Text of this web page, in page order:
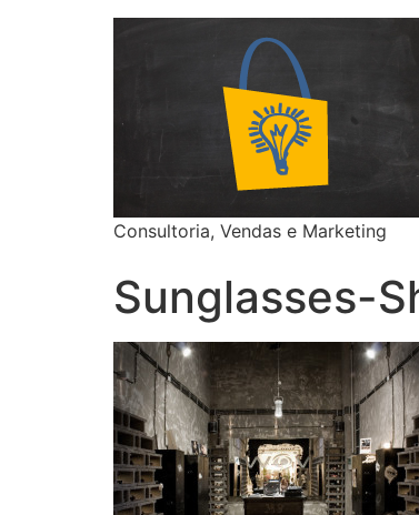
Consultoria, Vendas e Marketing
Sunglasses-